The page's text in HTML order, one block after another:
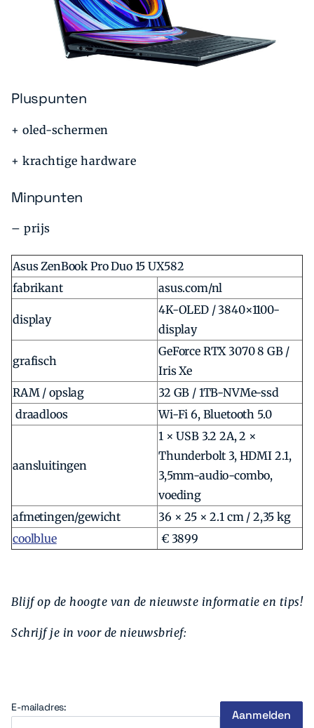
Pluspunten
+ oled-schermen
+ krachtige hardware
Minpunten
– prijs
Asus ZenBook Pro Duo 15 UX582
fabrikant
asus.com/nl
display
4K-OLED / 3840×1100-
display
grafisch
GeForce RTX 3070 8 GB /
Iris Xe
RAM / opslag
32 GB / 1TB-NVMe-ssd
draadloos
Wi-Fi 6, Bluetooth 5.0
aansluitingen
1 × USB 3.2 2A, 2 ×
Thunderbolt 3, HDMI 2.1,
3,5mm-audio-combo,
voeding
afmetingen/gewicht
36 × 25 × 2.1 cm / 2,35 kg
coolblue
€ 3899
Blijf op de hoogte van de nieuwste informatie en tips!
Schrijf je in voor de nieuwsbrief:
E-mailadres: